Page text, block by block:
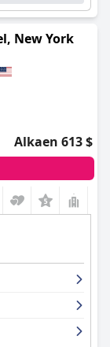
New York
Alkaen 613 $